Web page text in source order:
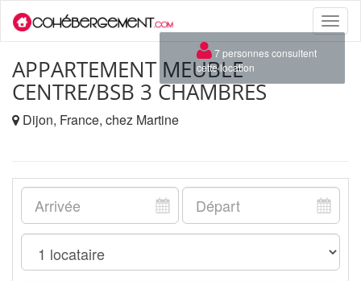
Toggle
APPARTEMENT MEUBLE
CENTRE/BSB 3 CHAMBRES
Dijon, France, chez Martine
×
7 personnes consultent
cette location